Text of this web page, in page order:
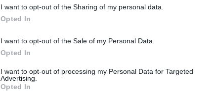
I want to opt-out of the Sharing of my personal data.
Opted In
I want to opt-out of the Sale of my Personal Data.
Opted In
I want to opt-out of processing my Personal Data for Targeted
Advertising.
Opted In
Musica e cultura italiana in lutto. Questa mattina,
giovedì 6 agosto, è morto all'età di 86 anni
origine modenese, si è spento circondato [...]